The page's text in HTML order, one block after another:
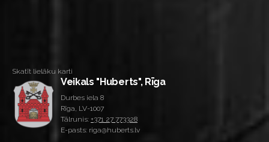
Skatīt lielāku karti
Veikals "Huberts", Rīga
Durbes iela 8
Rīga, LV-1007
Tālrunis: +371 27 773328
E-pasts: riga@huberts.lv